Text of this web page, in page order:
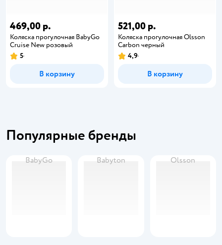
469,00 р.
Коляска прогулочная BabyGo
Cruise New розовый
5
В корзину
521,00 р.
Коляска прогулочная Olsson
Carbon черный
4,9
В корзину
Популярные бренды
BabyGo Babyton Olsson